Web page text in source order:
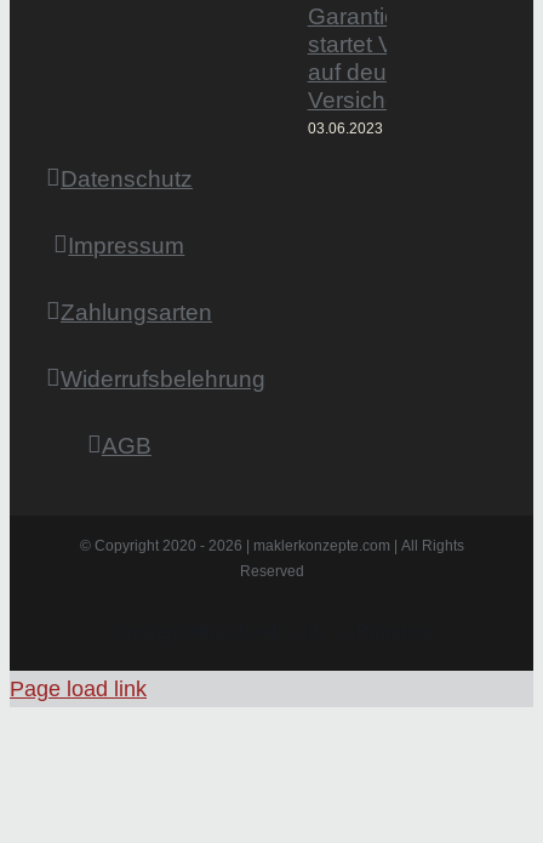
startet
auf deutschem
Versicherungsmarkt
03.06.2023
Datenschutz
Impressum
Zahlungsarten
Widerrufsbelehrung
AGB
© Copyright 2020 - 2026 | maklerkonzepte.com | All Rights
Reserved
Page load link